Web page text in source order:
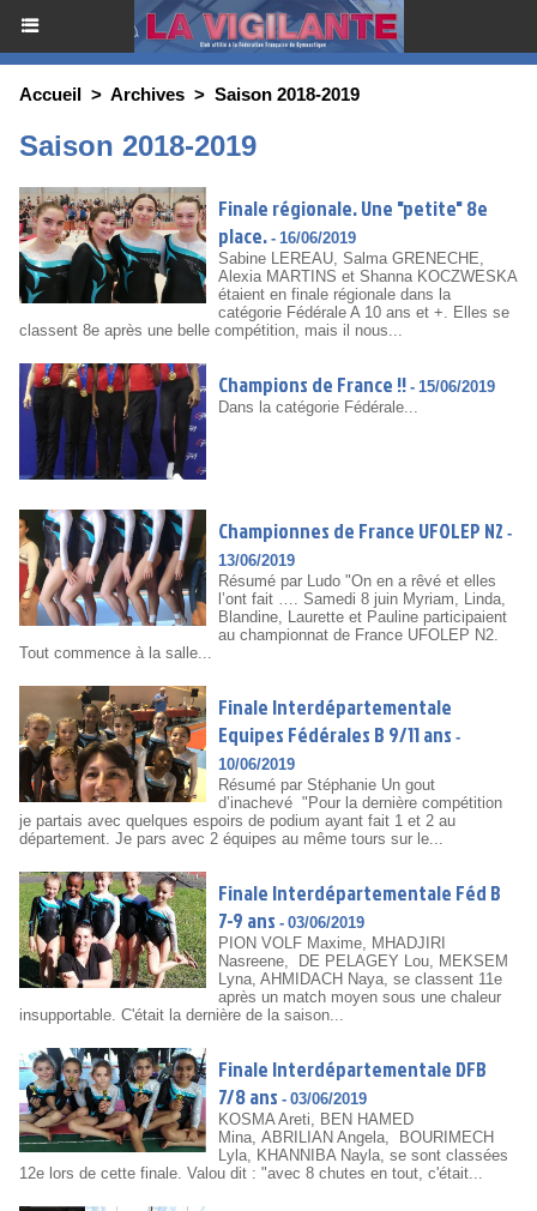
Accueil > Archives > Saison 2018-2019
Saison 2018-2019
Finale régionale. Une "petite" 8e
place. - 16/06/2019
Sabine LEREAU, Salma GRENECHE,
Alexia MARTINS et Shanna KOCZWESKA
étaient en finale régionale dans la
catégorie Fédérale A 10 ans et +. Elles se
classent 8e après une belle compétition, mais il nous...
Champions de France !! - 15/06/2019
Dans la catégorie Fédérale...
Championnes de France UFOLEP N2 -
13/06/2019
Résumé par Ludo "On en a rêvé et elles
l’ont fait …. Samedi 8 juin Myriam, Linda,
Blandine, Laurette et Pauline participaient
au championnat de France UFOLEP N2.
Tout commence à la salle...
Finale Interdépartementale
Equipes Fédérales B 9/11 ans -
10/06/2019
Résumé par Stéphanie Un gout
d’inachevé "Pour la dernière compétition
je partais avec quelques espoirs de podium ayant fait 1 et 2 au
département. Je pars avec 2 équipes au même tours sur le...
Finale Interdépartementale Féd B
7-9 ans - 03/06/2019
PION VOLF Maxime, MHADJIRI
Nasreene, DE PELAGEY Lou, MEKSEM
Lyna, AHMIDACH Naya, se classent 11e
après un match moyen sous une chaleur
insupportable. C'était la dernière de la saison...
Finale Interdépartementale DFB
7/8 ans - 03/06/2019
KOSMA Areti, BEN HAMED
Mina, ABRILIAN Angela, BOURIMECH
Lyla, KHANNIBA Nayla, se sont classées
12e lors de cette finale. Valou dit : "avec 8 chutes en tout, c'était...